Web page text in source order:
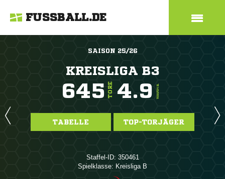
FUSSBALL.DE
SAISON 25/26
KREISLIGA B3
645 TORE 4.9 TORE/SPIEL
TABELLE TOP-TORJÄGER
Staffel-ID: 350461
Spielklasse: Kreisliga B